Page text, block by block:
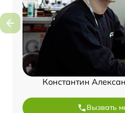
Константин
Вызвать